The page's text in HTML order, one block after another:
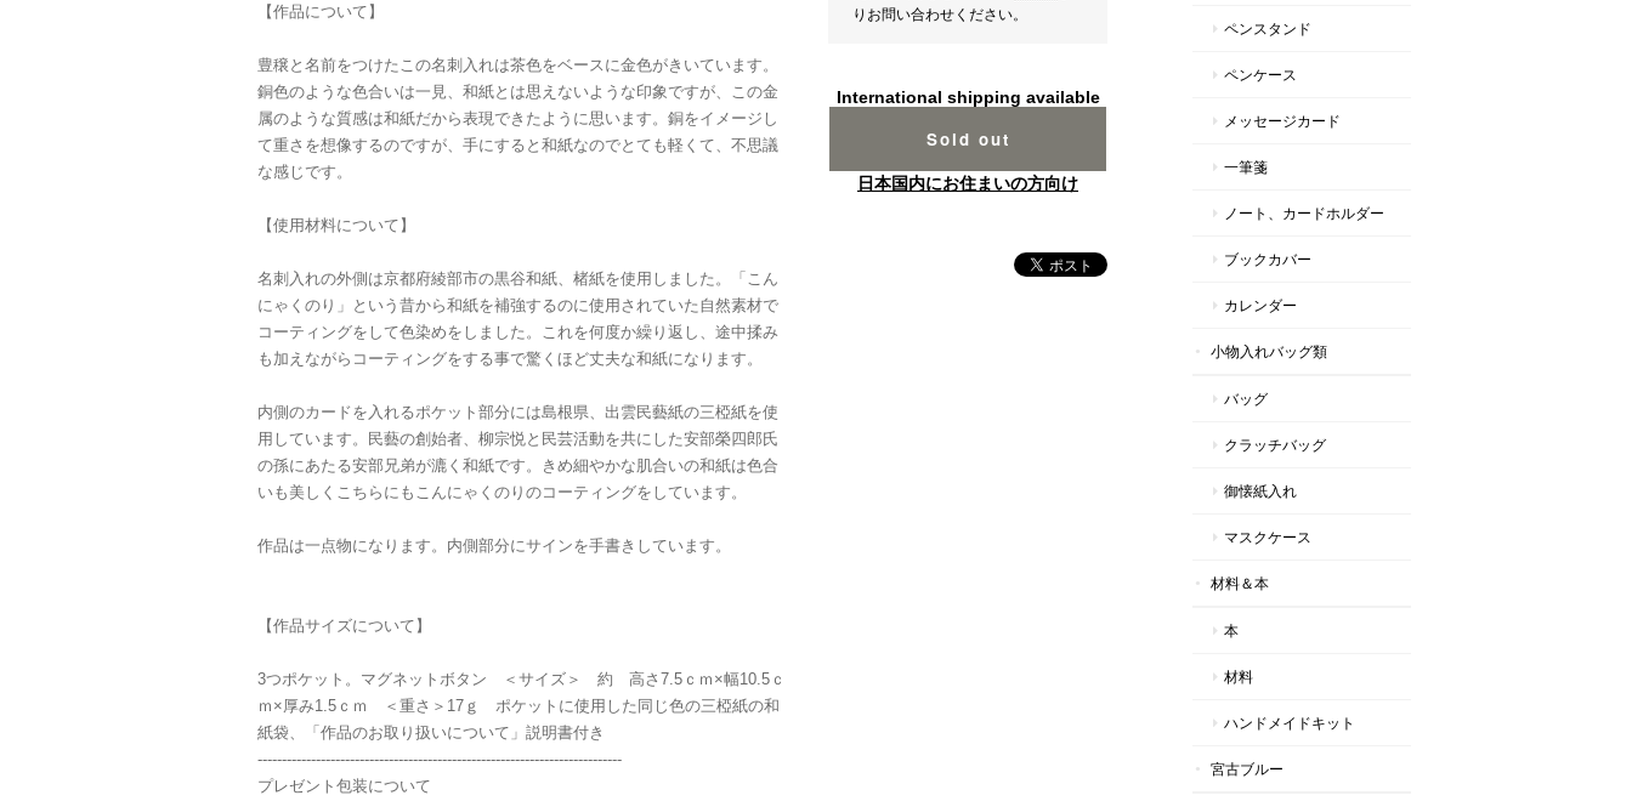
【作品について】
豊穣と名前をつけたこの名刺入れは茶色をベースに金色がきいています。
銅色のような色合いは一見、和紙とは思えないような印象ですが、この金
属のような質感は和紙だから表現できたように思います。銅をイメージし
て重さを想像するのですが、手にすると和紙なのでとても軽くて、不思議
な感じです。
【使用材料について】
名刺入れの外側は京都府綾部市の黒谷和紙、楮紙を使用しました。「こん
にゃくのり」という昔から和紙を補強するのに使用されていた自然素材で
コーティングをして色染めをしました。これを何度か繰り返し、途中揉み
も加えながらコーティングをする事で驚くほど丈夫な和紙になります。
内側のカードを入れるポケット部分には島根県、出雲民藝紙の三椏紙を使
用しています。民藝の創始者、柳宗悦と民芸活動を共にした安部榮四郎氏
の孫にあたる安部兄弟が漉く和紙です。きめ細やかな肌合いの和紙は色合
いも美しくこちらにもこんにゃくのりのコーティングをしています。
作品は一点物になります。内側部分にサインを手書きしています。
【作品サイズについて】
3つポケット。マグネットボタン ＜サイズ＞ 約 高さ7.5ｃｍ×幅10.5ｃ
ｍ×厚み1.5ｃｍ ＜重さ＞17ｇ ポケットに使用した同じ色の三椏紙の和
紙袋、「作品のお取り扱いについて」説明書付き
---------------------------------------------------------------------------
プレゼント包装について
りお問い合わせください。
International shipping available
Sold out
日本国内にお住まいの方向け
ペンスタンド
ペンケース
メッセージカード
一筆箋
ノート、カードホルダー
ブックカバー
カレンダー
小物入れバッグ類
バッグ
クラッチバッグ
御懐紙入れ
マスクケース
材料＆本
本
材料
ハンドメイドキット
宮古ブルー